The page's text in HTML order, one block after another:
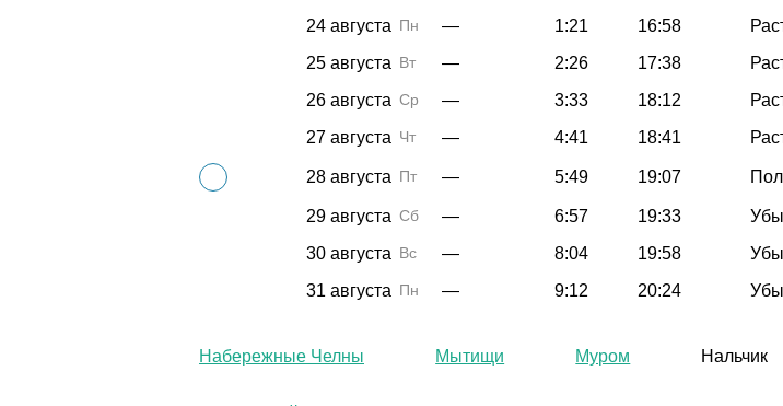
24 августа Пн — 1:21 16:58
25 августа Вт — 2:26 17:38
26 августа Ср — 3:33 18:12
27 августа Чт — 4:41 18:41
28 августа Пт — 5:49 19:07
29 августа Сб — 6:57 19:33
30 августа Вс — 8:04 19:58
31 августа Пн — 9:12 20:24
Набережные Челны Мытищи Муром Нальчик